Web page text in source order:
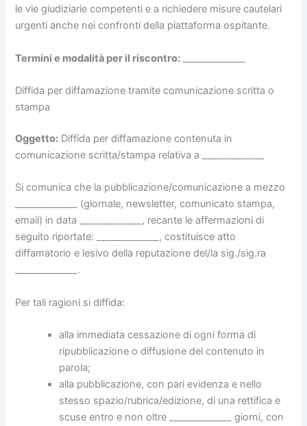
le vie giudiziarie competenti e a richiedere misure cautelari
urgenti anche nei confronti della piattaforma ospitante.
Termini e modalità per il riscontro:
Diffida per diffamazione tramite comunicazione scritta o
stampa
Oggetto: Diffida per diffamazione contenuta in
comunicazione scritta/stampa relativa a _____________
Si comunica che la pubblicazione/comunicazione a mezzo
_____________ (giornale, newsletter, comunicato stampa,
email) in data _____________, recante le affermazioni di
seguito riportate: _____________, costituisce atto
diffamatorio e lesivo della reputazione del/la sig./sig.ra
_____________.
Per tali ragioni si diffida:
alla immediata cessazione di ogni forma di
ripubblicazione o diffusione del contenuto in
parola;
alla pubblicazione, con pari evidenza e nello
stesso spazio/rubrica/edizione, di una rettifica e
scuse entro e non oltre _____________ giorni, con